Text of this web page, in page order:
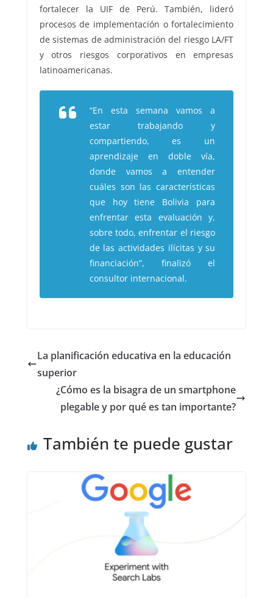
fortalecer la UIF de Perú. También, lideró
procesos de implementación o fortalecimiento
de sistemas de administración del riesgo LA/FT
y otros riesgos corporativos en empresas
latinoamericanas.
“En esta semana vamos a
estar trabajando y
compartiendo, es un
aprendizaje en doble vía,
donde vamos a entender
cuáles son las características
que hoy tiene Bolivia para
enfrentar esta evaluación y,
sobre todo, enfrentar el riesgo
de las actividades ilícitas y su
financiación”, finalizó el
consultor internacional.
La planificación educativa en la educación
superior
¿Cómo es la bisagra de un smartphone
plegable y por qué es tan importante?
También te puede gustar